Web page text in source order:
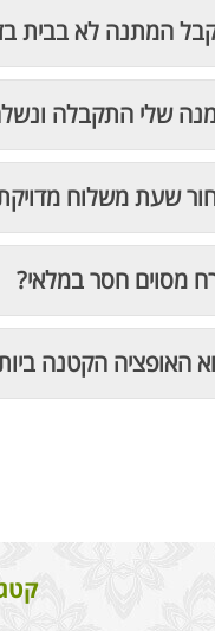
המתנה לא בבית
שלי התקבלה
שעת משלוח
מסוים חסר במלאי?
האופציה הקטנה